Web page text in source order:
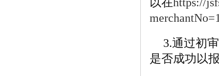
3.通过初
是否成功以